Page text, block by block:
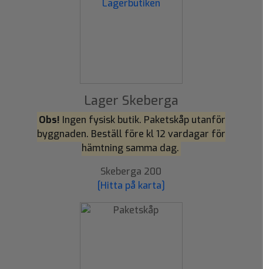
Lager Skeberga
Obs! Ingen fysisk butik. Paketskåp utanför
byggnaden. Beställ före kl 12 vardagar för
hämtning samma dag.
Skeberga 200
[Hitta på karta]